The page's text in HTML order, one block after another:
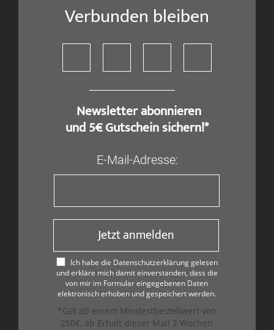
Verbunden bleiben
​ Newsletter abonnieren
und 5€ Gutschein sichern!*
E-Mail-Adresse:
Jetzt anmelden
Ich habe die Datenschutzerklärung gelesen
und erkläre mich damit einverstanden, dass die
von mir im Formular eingegebenen Daten
elektronisch erhoben und gespeichert werden.
*Gilt ab einem Mindestbestellwert von
250€, ab Erhalt dieser Mail 2 Wochen